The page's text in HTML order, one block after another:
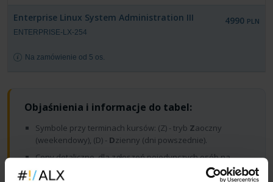
Enterprise Linux System Administration III
ENTERPRISE-LX-254
Na zamówienie od 5 os.
4990 PLN
Objaśnienia i informacje do tabel:
Symbole przy terminach kursów: (Z) - tryb Zaoczny
(weekendowy), (D) - Dzienny (dni powszednie).
Ceny detaliczne, dla zgłoszeń pojedynczych osób na
zajęcia otwarte; netto (VAT 23%).